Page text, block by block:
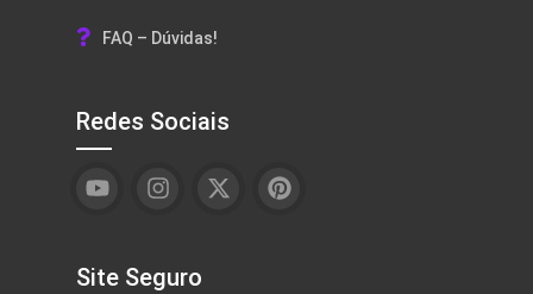
FAQ – Dúvidas!
Redes Sociais
Site Seguro